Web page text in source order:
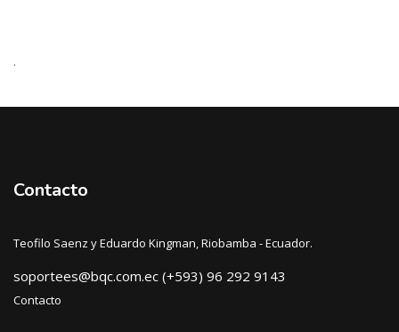
.
Contacto
Teofilo Saenz y Eduardo Kingman, Riobamba - Ecuador.
soportees@bqc.com.ec (+593) 96 292 9143
Contacto